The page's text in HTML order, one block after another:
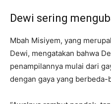
Dewi sering
Mbah Misiyem, yang
Dewi, mengatakan bahwa
penampilannya mulai dari
dengan gaya yang berbeda-